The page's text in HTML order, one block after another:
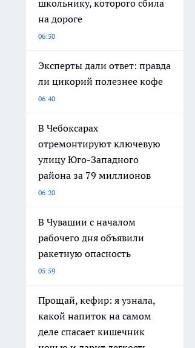
школьнику, которого сбила
на дороге
06:50
Эксперты дали ответ: правда
ли цикорий полезнее кофе
06:40
В Чебоксарах
отремонтируют ключевую
улицу Юго-Западного
района за 79 миллионов
06:20
В Чувашии с началом
рабочего дня объявили
ракетную опасность
05:59
Прощай, кефир: я узнала,
какой напиток на самом
деле спасает кишечник